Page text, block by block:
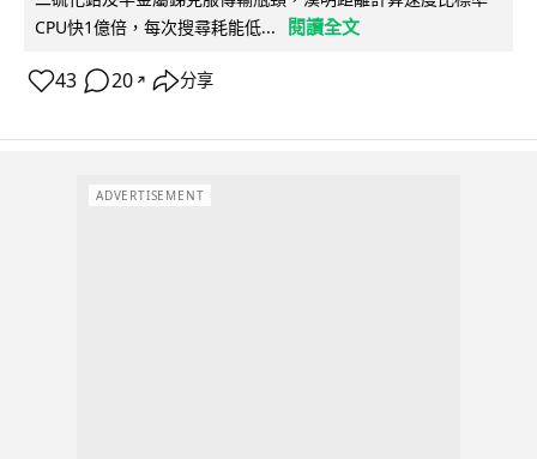
CPU快1億倍，每次搜尋耗能低...
閱讀全文
43 20 ↗ 分享
ADVERTISEMENT